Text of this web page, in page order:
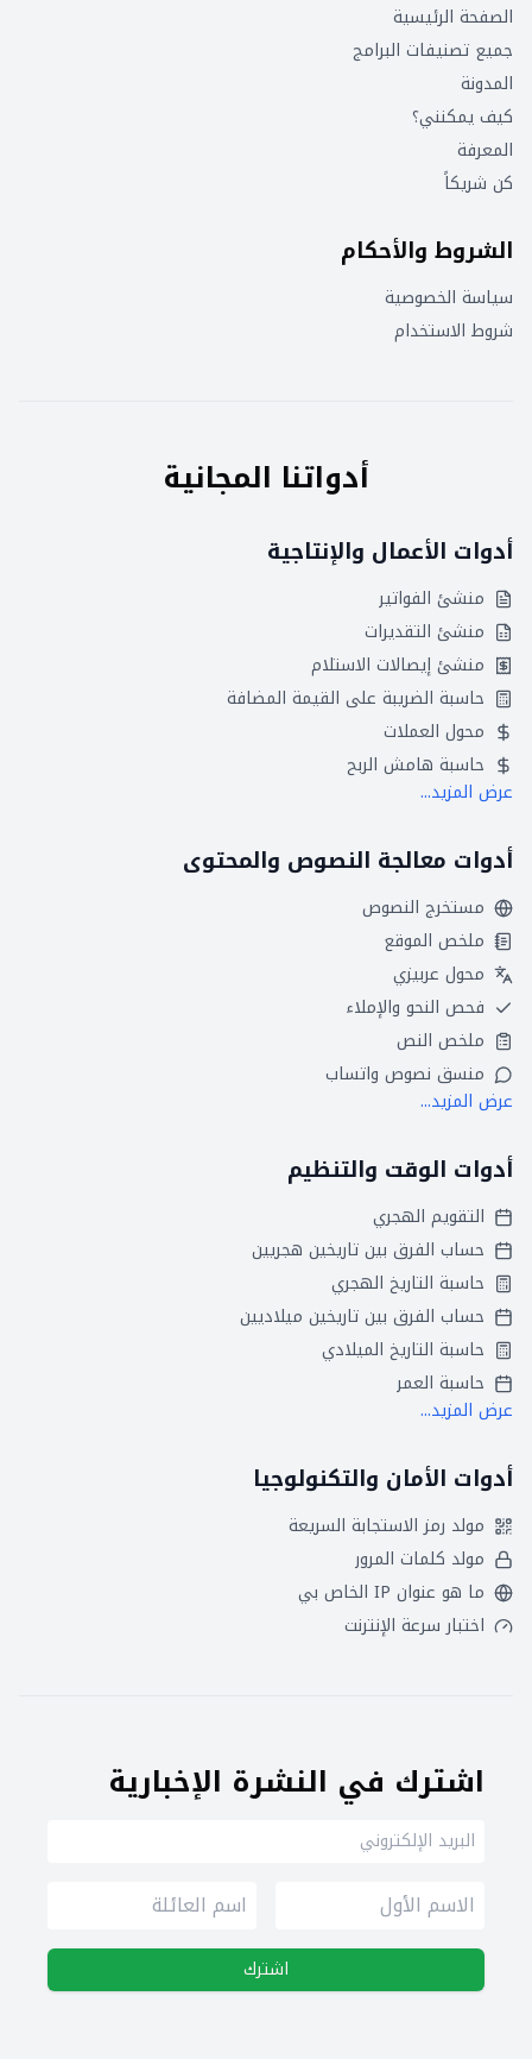
الصفحة الرئيسية
جميع تصنيفات البرامج
المدونة
كيف يمكنني؟
المعرفة
كن شريكاً
الشروط والأحكام
سياسة الخصوصية
شروط الاستخدام
أدواتنا المجانية
أدوات الأعمال والإنتاجية
منشئ الفواتير
منشئ التقديرات
منشئ إيصالات الاستلام
حاسبة الضريبة على القيمة المضافة
محول العملات
حاسبة هامش الربح
عرض المزيد...
أدوات معالجة النصوص والمحتوى
مستخرج النصوص
ملخص الموقع
محول عربيزي
فحص النحو والإملاء
ملخص النص
منسق نصوص واتساب
عرض المزيد...
أدوات الوقت والتنظيم
التقويم الهجري
حساب الفرق بين تاريخين هجريين
حاسبة التاريخ الهجري
حساب الفرق بين تاريخين ميلاديين
حاسبة التاريخ الميلادي
حاسبة العمر
عرض المزيد...
أدوات الأمان والتكنولوجيا
مولد رمز الاستجابة السريعة
مولد كلمات المرور
ما هو عنوان IP الخاص بي
اختبار سرعة الإنترنت
اشترك في النشرة الإخبارية
اشترك